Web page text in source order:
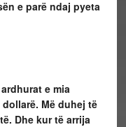
e parë ndaj pyeta
e mia
Më duhej të
Dhe kur të arrija